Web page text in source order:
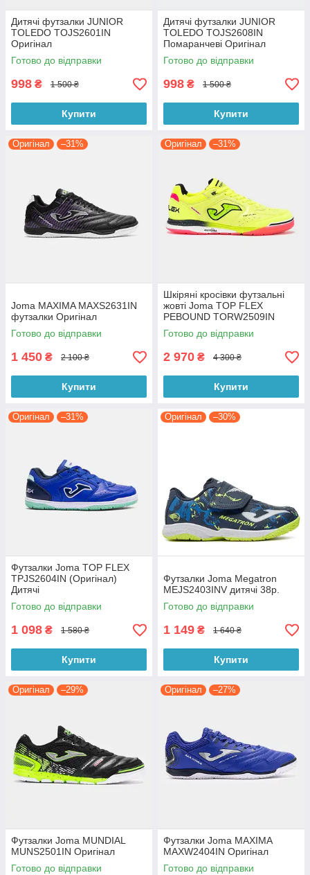
Дитячі футзалки JUNIOR
TOLEDO TOJS2601IN
Оригінал
Готово до відправки
998 ₴ 1 500 ₴
Купити
Дитячі футзалки JUNIOR
TOLEDO TOJS2608IN
Помаранчеві Оригінал
Готово до відправки
998 ₴ 1 500 ₴
Купити
Оригінал –31%
Joma MAXIMA MAXS2631IN
футзалки Оригінал
Готово до відправки
1 450 ₴ 2 100 ₴
Купити
Оригінал –31%
Шкіряні кросівки футзальні
жовті Joma TOP FLEX
PEBOUND TORW2509IN
Футзалки (Оригінал)
Готово до відправки
2 970 ₴ 4 300 ₴
Купити
Оригінал –31%
Футзалки Joma TOP FLEX
TPJS2604IN (Оригінал)
Дитячі
Готово до відправки
1 098 ₴ 1 580 ₴
Купити
Оригінал –30%
Футзалки Joma Megatron
MEJS2403INV дитячі 38р.
Готово до відправки
1 149 ₴ 1 640 ₴
Купити
Оригінал –29%
Футзалки Joma MUNDIAL
MUNS2501IN Оригінал
Готово до відправки
Оригінал –27%
Футзалки Joma MAXIMA
MAXW2404IN Оригінал
Готово до відправки